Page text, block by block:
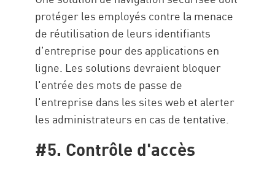
protéger les employés contre la menace
de réutilisation de leurs identifiants
d'entreprise pour des applications en
ligne. Les solutions devraient bloquer
l'entrée des mots de passe de
l'entreprise dans les sites web et alerter
les administrateurs en cas de tentative.
#5. Contrôle d'accès